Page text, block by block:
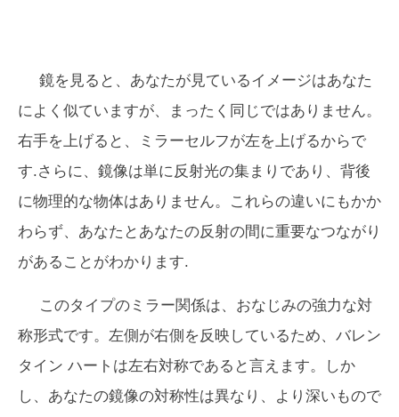
鏡を見ると、あなたが見ているイメージはあなた
によく似ていますが、まったく同じではありません。
右手を上げると、ミラーセルフが左を上げるからで
す.さらに、鏡像は単に反射光の集まりであり、背後
に物理的な物体はありません。これらの違いにもかか
わらず、あなたとあなたの反射の間に重要なつながり
があることがわかります.
このタイプのミラー関係は、おなじみの強力な対
称形式です。左側が右側を反映しているため、バレン
タイン ハートは左右対称であると言えます。しか
し、あなたの鏡像の対称性は異なり、より深いもので